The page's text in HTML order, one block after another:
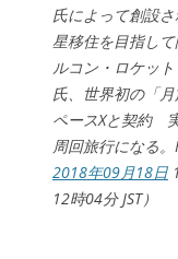
氏によって創設
星移住を目指し
ルコン・ロケッ
氏、世界初の「
ペースXと契約
周回旅行になる。
2018年09月18日
12時04分 JST）